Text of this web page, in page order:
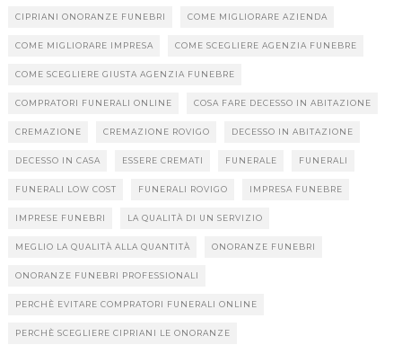
CIPRIANI ONORANZE FUNEBRI COME MIGLIORARE AZIENDA
COME MIGLIORARE IMPRESA COME SCEGLIERE AGENZIA FUNEBRE
COME SCEGLIERE GIUSTA AGENZIA FUNEBRE
COMPRATORI FUNERALI ONLINE COSA FARE DECESSO IN ABITAZIONE
CREMAZIONE CREMAZIONE ROVIGO DECESSO IN ABITAZIONE
DECESSO IN CASA ESSERE CREMATI FUNERALE FUNERALI
FUNERALI LOW COST FUNERALI ROVIGO IMPRESA FUNEBRE
IMPRESE FUNEBRI LA QUALITÀ DI UN SERVIZIO
MEGLIO LA QUALITÀ ALLA QUANTITÀ ONORANZE FUNEBRI
ONORANZE FUNEBRI PROFESSIONALI
PERCHÈ EVITARE COMPRATORI FUNERALI ONLINE
PERCHÈ SCEGLIERE CIPRIANI LE ONORANZE